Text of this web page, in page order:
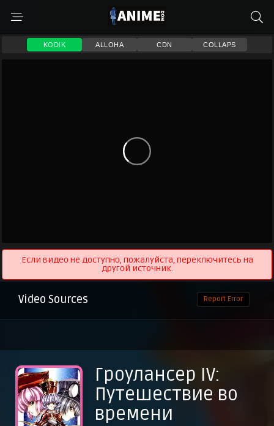
KODIK ALLOHA CDN COLLAPS
Если видео не доступно, пожалуйста, переключитесь на
другой источник.
Video Sources Report Error
Гроулансер IV:
Путешествие во
времени